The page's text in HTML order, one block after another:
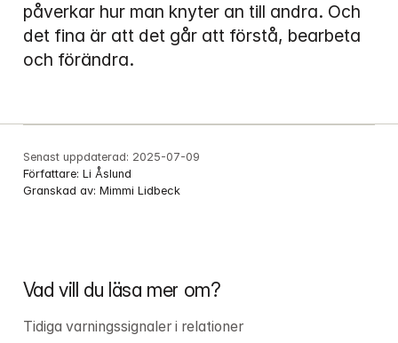
påverkar hur man knyter an till andra. Och
det fina är att det går att förstå, bearbeta
och förändra.
Senast uppdaterad: 2025-07-09
Författare: Li Åslund
Granskad av: Mimmi Lidbeck
Vad vill du läsa mer om?
Tidiga varningssignaler i relationer